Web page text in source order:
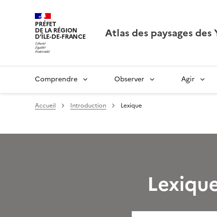
PRÉFET
DE LA RÉGION
D'ÎLE-DE-FRANCE Atlas des paysages des
Comprendre Observer Agir
Accueil Introduction Lexique